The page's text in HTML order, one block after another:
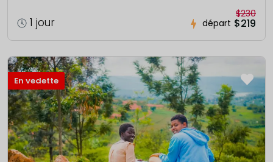
1 jour départ
$230
$219
En vedette